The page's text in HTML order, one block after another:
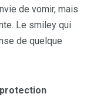
de vomir, mais
Le smiley qui
de quelque